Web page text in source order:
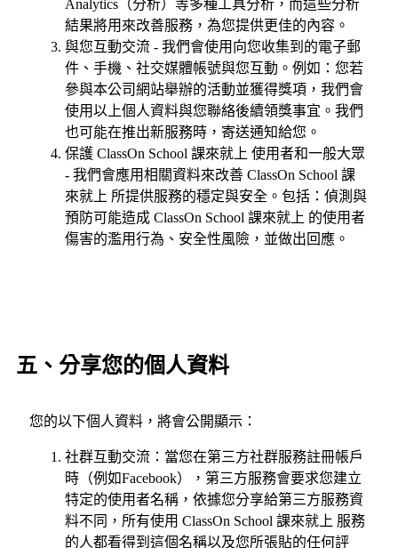
Analytics（分析）等多種工具分析，而這些分析
結果將用來改善服務，為您提供更佳的內容。
與您互動交流 - 我們會使用向您收集到的電子郵
件、手機、社交媒體帳號與您互動。例如：您若
參與本公司網站舉辦的活動並獲得獎項，我們會
使用以上個人資料與您聯絡後續領獎事宜。我們
也可能在推出新服務時，寄送通知給您。
保護 ClassOn School 課來就上 使用者和一般大眾
- 我們會應用相關資料來改善 ClassOn School 課
來就上 所提供服務的穩定與安全。包括：偵測與
預防可能造成 ClassOn School 課來就上 的使用者
傷害的濫用行為、安全性風險，並做出回應。
五、分享您的個人資料
您的以下個人資料，將會公開顯示：
社群互動交流：當您在第三方社群服務註冊帳戶
時（例如Facebook），第三方服務會要求您建立
特定的使用者名稱，依據您分享給第三方服務資
料不同，所有使用 ClassOn School 課來就上 服務
的人都看得到這個名稱以及您所張貼的任何評